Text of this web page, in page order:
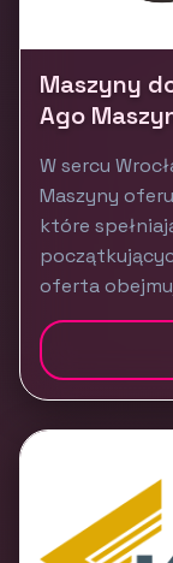
Maszyny
Ago
W sercu
Maszyny
które
oferta